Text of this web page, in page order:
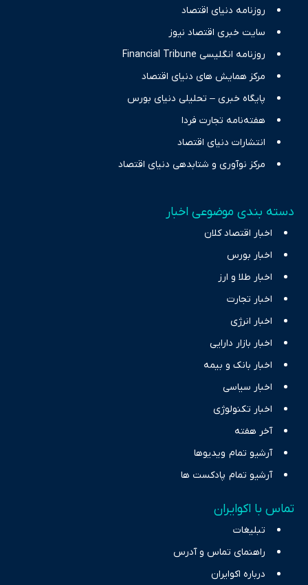
حرفه‌ای و روزآمد پوشش می‌دهیم.
روزنامه دنیای اقتصاد
سایت خبری اقتصاد نیوز
روزنامه انگلیسی Financial Tribune
مرکز همایش های دنیای اقتصاد
پایگاه خبری – تحلیلی دنیای بورس
هفته‌نامه تجارت فردا
انتشارات دنیای اقتصاد
مرکز نوآوری و شتابدهی دنیای اقتصاد
دسته بندی موضوعی اخبار
اخبار اقتصاد کلان
اخبار بورس
اخبار طلا و ارز
اخبار تجارت
اخبار انرژی
اخبار بازار دارایی
اخبار بانک و بیمه
اخبار سیاسی
اخبار تکنولوژی
آخر هفته
آرشیو تمام ویدیوها
آرشیو تمام پادکست ها
تماس با اکوایران
تبلیغات
راهنمای تماس و آدرس
درباره اکوایران